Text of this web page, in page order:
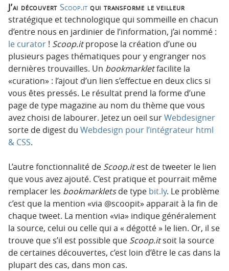
c
i
p
a
l
e
J’ai découvert Scoop.it qui transforme le veilleur
stratégique et technologique qui sommeille en chacun
d’entre nous en jardinier de l’information, j’ai nommé :
le curator ! Scoop.itpropose la création d’une ou
plusieurs pages thématiques pour y engranger nos
dernières trouvailles. Un bookmarkletfacilite la
«curation» : l’ajout d’un lien s’effectue en deux clics si
vous êtes pressés. Le résultat prend la forme d’une
page de type magazine au nom du thème que vous
avez choisi de labourer. Jetez un oeil surWebdesigner
sorte de digest du Webdesign pour l’intégrateur html
& CSS.
L’autre fonctionnalité de Scoop.itest de tweeter le lien
que vous avez ajouté. C’est pratique et pourrait même
remplacer les bookmarkletsde type bit.ly. Le problème
c’est que la mention «via @scoopit» apparait à la fin de
chaque tweet. La mention «via» indique généralement
la source, celui ou celle qui a « dégotté » le lien. Or, il se
trouve que s’il est possible que Scoop.itsoit la source
de certaines découvertes, c’est loin d’être le cas dans la
plupart des cas, dans mon cas.